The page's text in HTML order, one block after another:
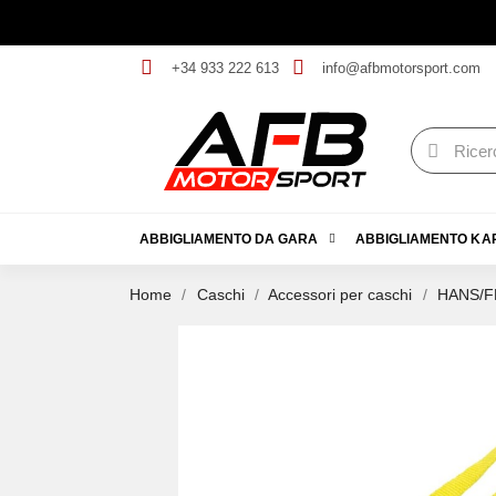
+34 933 222 613 info@afbmotorsport.com
ABBIGLIAMENTO DA GARA ABBIGLIAMENTO
Home Caschi Accessori per caschi HANS/